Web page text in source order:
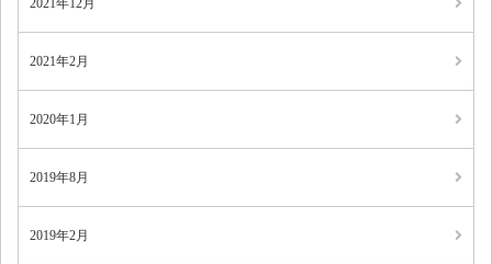
2021年12月
2021年2月
2020年1月
2019年8月
2019年2月